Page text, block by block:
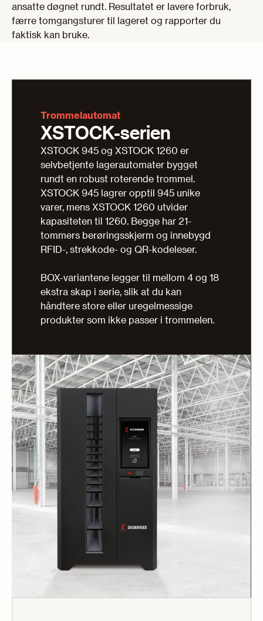
ansatte døgnet rundt. Resultatet er lavere forbruk,
færre tomgangsturer til lageret og rapporter du
faktisk kan bruke.
Trommelautomat
XSTOCK-serien
XSTOCK 945 og XSTOCK 1260 er
selvbetjente lagerautomater bygget
rundt en robust roterende trommel.
XSTOCK 945 lagrer opptil 945 unike
varer, mens XSTOCK 1260 utvider
kapasiteten til 1260. Begge har 21-
tommers berøringsskjerm og innebygd
RFID-, strekkode- og QR-kodeleser.
BOX-variantene legger til mellom 4 og 18
ekstra skap i serie, slik at du kan
håndtere store eller uregelmessige
produkter som ikke passer i trommelen.